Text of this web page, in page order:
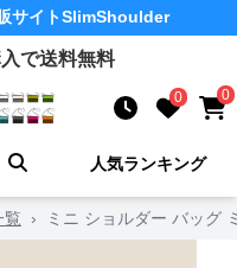
サイトSlimShoulder
で送料無料
0 0
人気ランキング
覧 › ミニ ショルダー バッグ